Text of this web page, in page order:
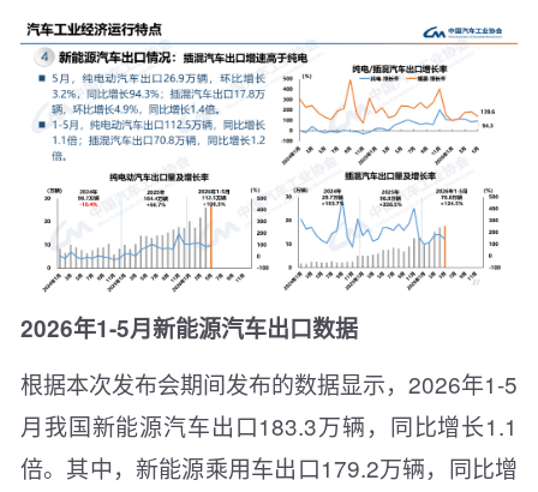
2026年1-5月新能源汽车出口数据
根据本次发布会期间发布的数据显示，2026年1-5
月我国新能源汽车出口183.3万辆，同比增长1.1
倍。其中，新能源乘用车出口179.2万辆，同比增